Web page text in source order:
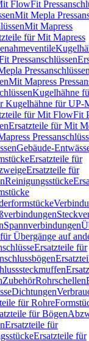
FlowFit
Mit Mepla
Mit Mapress
für Mit Mapress
Pressanschlüssen
Pressanschlüssen
Mit Mapress
Kugelhähne
Kugelhähne für UP-
für Mit FlowFit
Ersatzteile für Mit
Gebäude-
Ersatzteile für
Ersatzteile für
Reinigungsstücke
Spannverbindungen
Übergänge auf
Ersatzteile für
ZubehörRohrschellen
Dichtungen
für Rohre
für Bögen
Ersatzteile für
Ersatzteile für